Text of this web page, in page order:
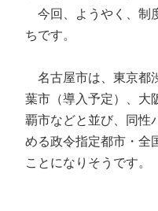
今回、ようやく、制
ちです。
名古屋市は、東京都
葉市（導入予定）、大
覇市などと並び、同性
める政令指定都市・全
ことになりそうです。